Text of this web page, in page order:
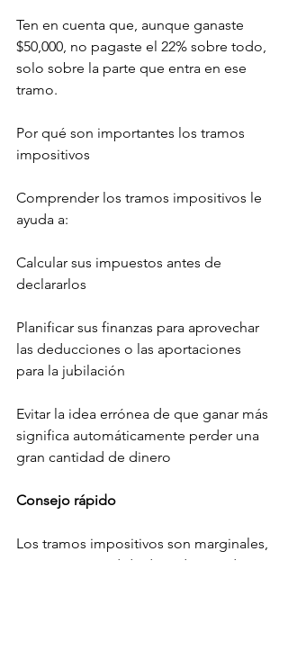
Ten en cuenta que, aunque ganaste
$50,000, no pagaste el 22% sobre todo,
solo sobre la parte que entra en ese
tramo.
Por qué son importantes los tramos
impositivos
Comprender los tramos impositivos le
ayuda a:
Calcular sus impuestos antes de
declararlos
Planificar sus finanzas para aprovechar
las deducciones o las aportaciones
para la jubilación
Evitar la idea errónea de que ganar más
significa automáticamente perder una
gran cantidad de dinero
Consejo rápido
Los tramos impositivos son marginales,
no son una medida de todo o nada.